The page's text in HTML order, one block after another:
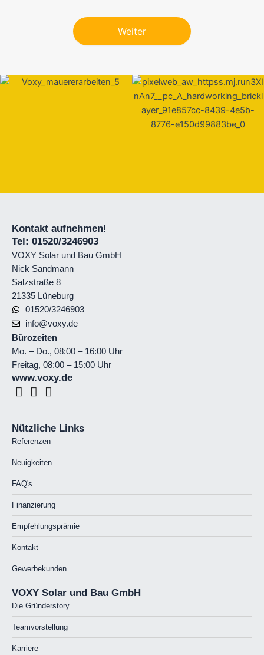
Kontakt aufnehmen!
Tel: 01520/3246903
VOXY Solar und Bau GmbH
Nick Sandmann
Salzstraße 8
21335 Lüneburg
01520/3246903
info@voxy.de
Bürozeiten
Mo. – Do., 08:00 – 16:00 Uhr
Freitag, 08:00 – 15:00 Uhr
www.voxy.de
Nützliche Links
Referenzen
Neuigkeiten
FAQ's
Finanzierung
Empfehlungsprämie
Kontakt
Gewerbekunden
VOXY Solar und Bau GmbH
Die Gründerstory
Teamvorstellung
Karriere